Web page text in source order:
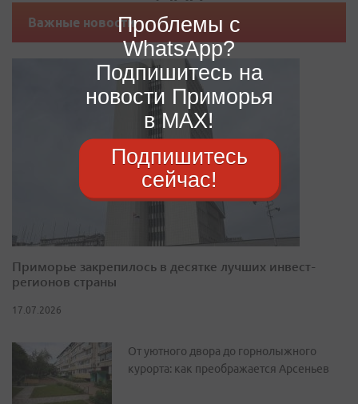
Важные новости
Приморье закрепилось в десятке лучших инвест-
регионов страны
17.07.2026
От уютного двора до горнолыжного
курорта: как преображается Арсеньев
Проблемы с
WhatsApp?
Подпишитесь на
новости Приморья
в MAX!
Подпишитесь
сейчас!